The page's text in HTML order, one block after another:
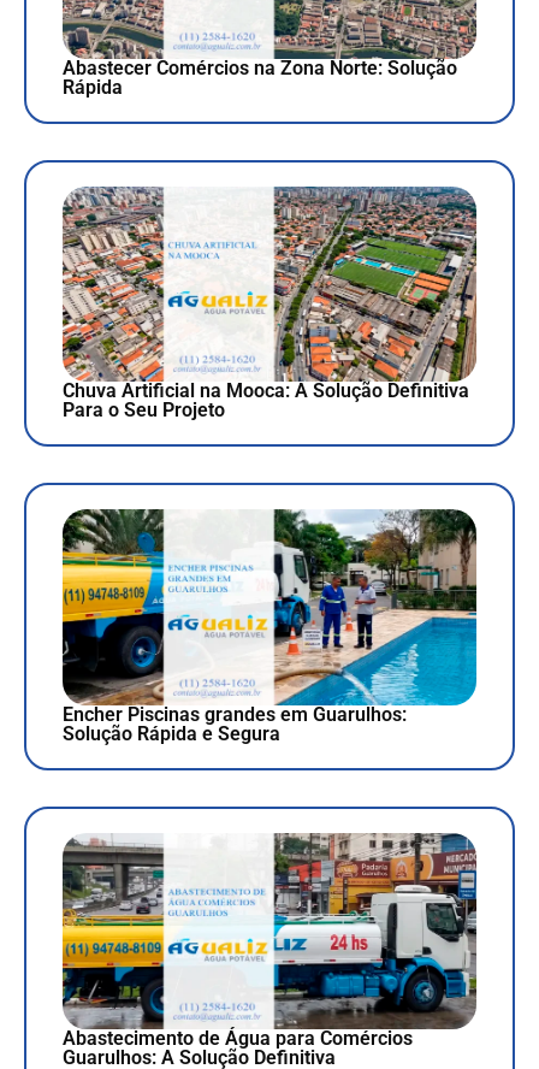
Abastecer Comércios na Zona Norte: Solução
Rápida
Chuva Artificial na Mooca: A Solução Definitiva
Para o Seu Projeto
Encher Piscinas grandes em Guarulhos:
Solução Rápida e Segura
Abastecimento de Água para Comércios
Guarulhos: A Solução Definitiva